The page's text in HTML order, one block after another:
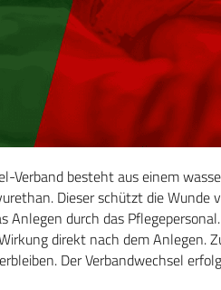
Verband besteht aus einem
Dieser schützt die Wunde
durch das
direkt nach dem Anlegen.
Der Verbandwechsel